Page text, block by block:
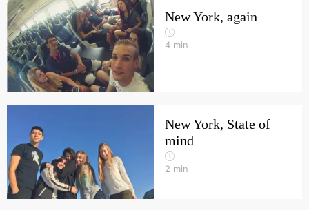
New York, again
4 min
New York, State of
mind
2 min